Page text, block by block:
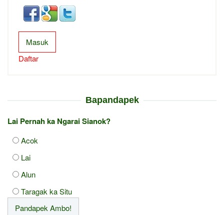
Masuk
Daftar
Bapandapek
Lai Pernah ka Ngarai Sianok?
Acok
Lai
Alun
Taragak ka Situ